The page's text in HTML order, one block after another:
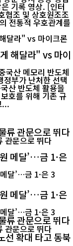
록 영상. [인터
협조 및 상호원조조
전통적 우호관계를
해달라" vs 마이
국산 메모리 반도체
정부가 난처한 선택
산 반도체 활용을
호를 위해 기존 규
...
류 관문으로 뛰다
메달’…금 1·은
메달’…금 1·은
류 관문으로 뛰다
확대 타고 동북